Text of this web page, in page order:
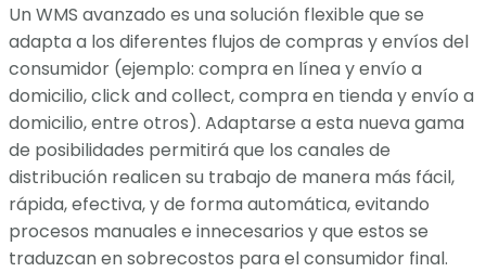
Un WMS avanzado es una solución flexible que se
adapta a los diferentes flujos de compras y envíos del
consumidor (ejemplo: compra en línea y envío a
domicilio, click and collect, compra en tienda y envío a
domicilio, entre otros). Adaptarse a esta nueva gama
de posibilidades permitirá que los canales de
distribución realicen su trabajo de manera más fácil,
rápida, efectiva, y de forma automática, evitando
procesos manuales e innecesarios y que estos se
traduzcan en sobrecostos para el consumidor final.